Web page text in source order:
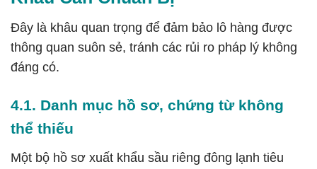
Đây là khâu quan trọng để đảm bảo lô hàng được
thông quan suôn sẻ, tránh các rủi ro pháp lý không
đáng có.
4.1. Danh mục hồ sơ, chứng từ không
thể thiếu
Một bộ hồ sơ xuất khẩu sầu riêng đông lạnh tiêu